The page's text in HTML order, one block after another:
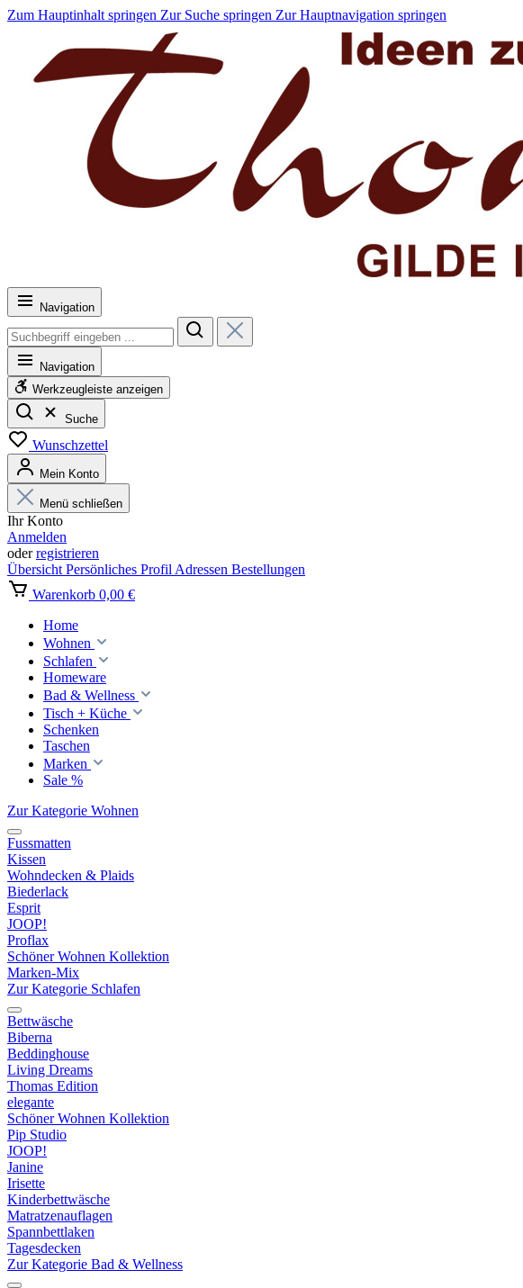
Zum Hauptinhalt springen Zur Suche springen Zur Hauptnavigation springen
Navigation
Navigation
Werkzeugleiste anzeigen
Suche
Wunschzettel
Mein Konto
Menü schließen
Ihr Konto
Anmelden
oderregistrieren
Übersicht Persönliches Profil Adressen Bestellungen
Warenkorb 0,00 €
Home
Wohnen
Schlafen
Homeware
Bad & Wellness
Tisch + Küche
Schenken
Taschen
Marken
Sale %
Zur Kategorie Wohnen
Fussmatten
Kissen
Wohndecken & Plaids
Biederlack
Esprit
JOOP!
Proflax
Schöner Wohnen Kollektion
Marken-Mix
Zur Kategorie Schlafen
Bettwäsche
Biberna
Beddinghouse
Living Dreams
Thomas Edition
elegante
Schöner Wohnen Kollektion
Pip Studio
JOOP!
Janine
Irisette
Kinderbettwäsche
Matratzenauflagen
Spannbettlaken
Tagesdecken
Zur Kategorie Bad & Wellness